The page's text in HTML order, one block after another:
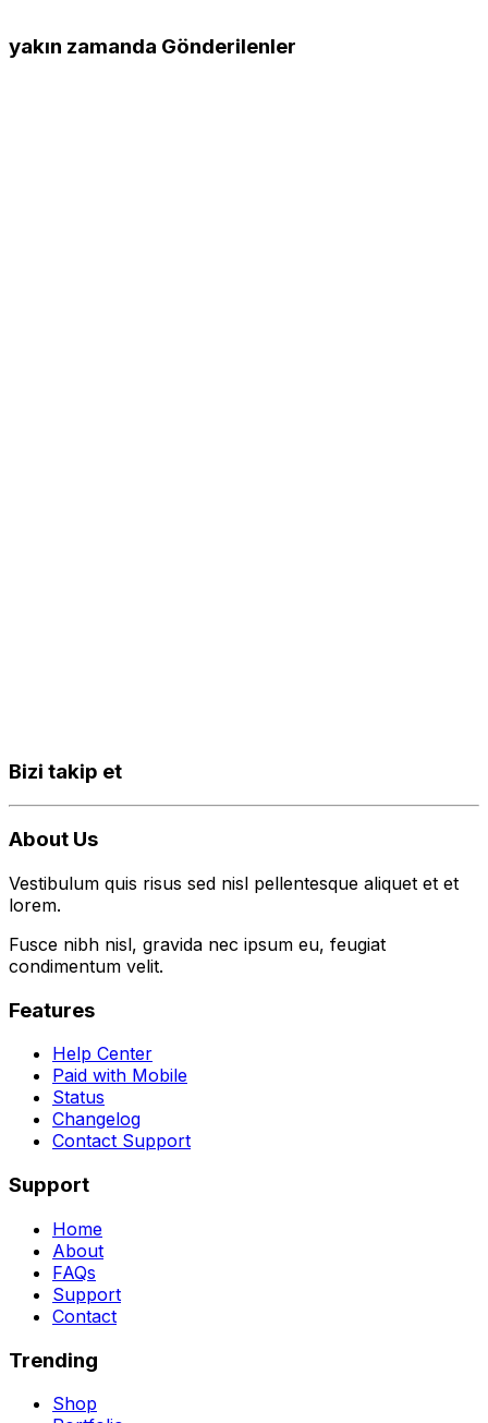
yakın zamanda Gönderilenler
Bizi takip et
About Us
Vestibulum quis risus sed nisl pellentesque aliquet et et
lorem.
Fusce nibh nisl, gravida nec ipsum eu, feugiat
condimentum velit.
Features
Help Center
Paid with Mobile
Status
Changelog
Contact Support
Support
Home
About
FAQs
Support
Contact
Trending
Shop